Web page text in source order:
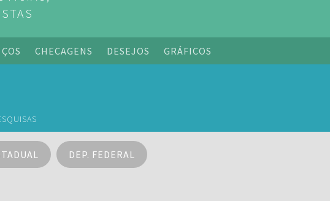
CHECAGENS DESEJOS GRÁFICOS
DEP. FEDERAL